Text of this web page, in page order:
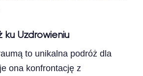
ku Uzdrowieniu
to unikalna podróż dla
ona konfrontację z